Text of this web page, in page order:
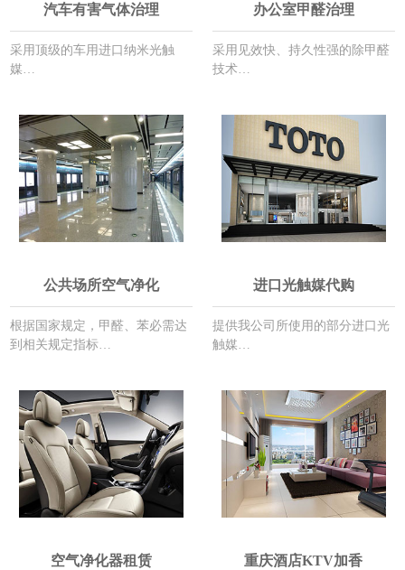
汽车有害气体治理
采用顶级的车用进口纳米光触
媒…
办公室甲醛治理
采用见效快、持久性强的除甲醛
技术…
公共场所空气净化
根据国家规定，甲醛、苯必需达
到相关规定指标…
进口光触媒代购
提供我公司所使用的部分进口光
触媒…
空气净化器租赁 重庆酒店KTV加香